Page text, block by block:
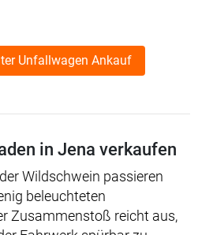
Unfallwagen Ankauf
in Jena verkaufen
Wildschwein passieren
beleuchteten
Zusammenstoß reicht aus,